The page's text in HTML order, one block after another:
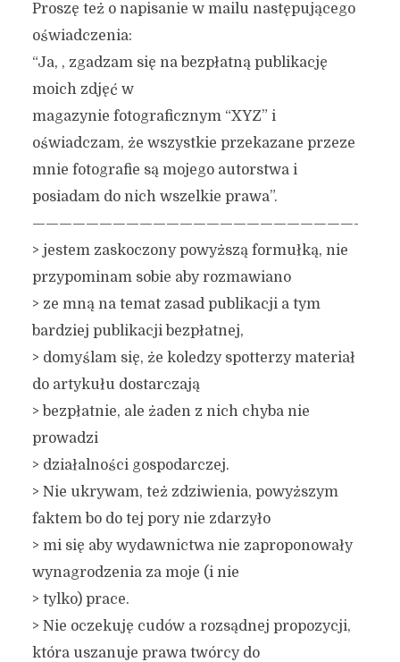
Proszę też o napisanie w mailu następującego
oświadczenia:
“Ja, , zgadzam się na bezpłatną publikację
moich zdjęć w
magazynie fotograficznym “XYZ” i
oświadczam, że wszystkie przekazane przeze
mnie fotografie są mojego autorstwa i
posiadam do nich wszelkie prawa”.
————————————————————————-
> jestem zaskoczony powyższą formułką, nie
przypominam sobie aby rozmawiano
> ze mną na temat zasad publikacji a tym
bardziej publikacji bezpłatnej,
> domyślam się, że koledzy spotterzy materiał
do artykułu dostarczają
> bezpłatnie, ale żaden z nich chyba nie
prowadzi
> działalności gospodarczej.
> Nie ukrywam, też zdziwienia, powyższym
faktem bo do tej pory nie zdarzyło
> mi się aby wydawnictwa nie zaproponowały
wynagrodzenia za moje (i nie
> tylko) prace.
> Nie oczekuję cudów a rozsądnej propozycji,
która uszanuje prawa twórcy do